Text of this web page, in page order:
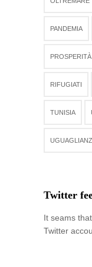
PANDEMIA
PROSPERITÀ
RIFUGIATI
TUNISIA
Twitter
It seams
Twitter